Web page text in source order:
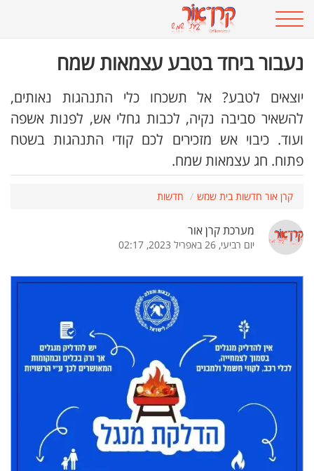
נעבור ביחד בטבע עצמאות שמח
יוצאים לטבע? אל תשכחו כלי התנהגות נאותים,
להשאיר סביבה נקיה, לכבות גחלי אש, לפנות אשפה
ועוד. כיבוי אש מזכירים לכם קודי התנהגות בשטח
פתוח. חג עצמאות שמח.
קרן אור חדשות בית שמש חדשות
מערכת קרן אור
יום רביעי, 26 באפריל 2023, 02:17